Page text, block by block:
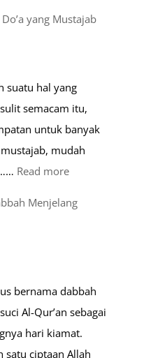
Do’a yang Mustajab
suatu hal yang
semacam itu,
untuk banyak
mudah
Read more:
Saat
Mustajab
Menjelang
bernama dabbah
Al-Qur’an sebagai
hari kiamat.
satu ciptaan Allah